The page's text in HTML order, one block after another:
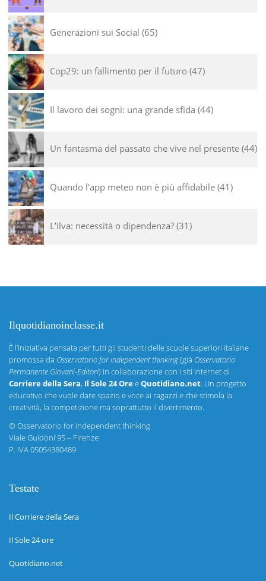
Generazioni sui Social 65
Cop29: un fallimento per il futuro 47
Il lavoro dei sogni: una grande sfida 44
Un fantasma del passato che vive nel presente 44
Quando l'app meteo non è più affidabile 41
L’Ilva: necessità o dipendenza? 31
Ilquotidianoinclasse.it
È l’iniziativa pensata per tutti gli studenti delle scuole superiori italiane
promossa da Osservatorio for independent thinking(già Osservatorio
Permanente Giovani-Editori) in collaborazione con i siti internet di
Corriere della Sera, Il Sole 24 OreeQuotidiano.net. Un progetto
educativo che vuole dare spazio e voce ai ragazzi e che stimola la
creatività, la competizione ma soprattutto il divertimento.
©Osservatorio for independent thinking
Viale Guidoni 95 – Firenze
P. IVA 05054380489
Testate
Il Corriere della Sera
Il Sole 24 ore
Quotidiano.net